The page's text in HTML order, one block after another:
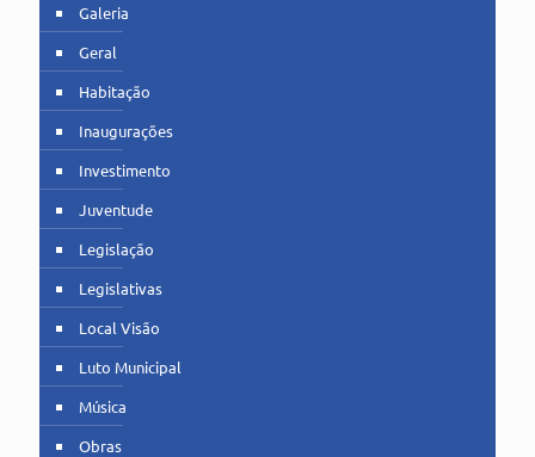
Galeria
Geral
Habitação
Inaugurações
Investimento
Juventude
Legislação
Legislativas
Local Visão
Luto Municipal
Música
Obras